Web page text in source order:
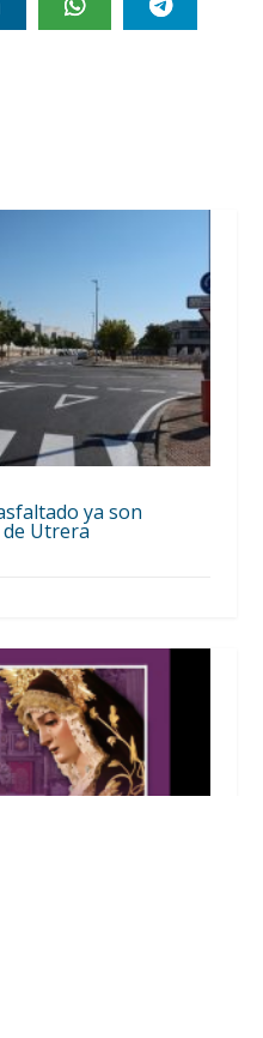
ya son
Utrera